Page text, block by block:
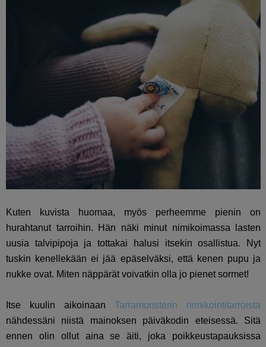
Kuten kuvista huomaa, myös perheemme pienin on
hurahtanut tarroihin. Hän näki minut nimikoimassa lasten
uusia talvipipoja ja tottakai halusi itsekin osallistua. Nyt
tuskin kenellekään ei jää epäselväksi, että kenen pupu ja
nukke ovat. Miten näppärät voivatkin olla jo pienet sormet!
Itse kuulin aikoinaanTarramonsterin nimikointitarroista
nähdessäni niistä mainoksen päiväkodin eteisessä. Sitä
ennen olin ollut aina se äiti, joka poikkeustapauksissa